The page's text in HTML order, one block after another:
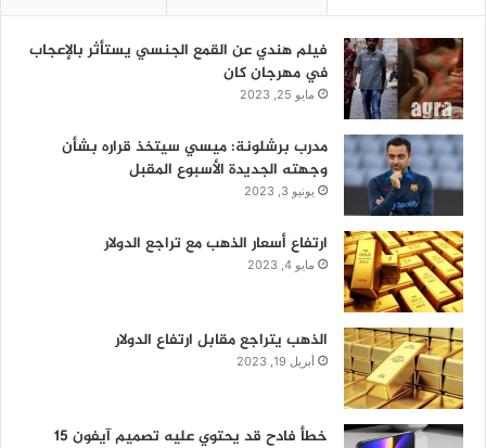
فيلم هندي عن القمع الجنسي يستأثر بالإعجاب
في مهرجان كان
مايو 25, 2023
مدرب برشلونة: ميسي سيتخذ قراره بشأن
وجهته الجديدة الأسبوع المقبل
يونيو 3, 2023
ارتفاع أسعار الذهب مع تراجع الدولار
مايو 4, 2023
الذهب يتراجع مقابل ارتفاع الدولار
أبريل 19, 2023
خطأ فادح قد يحتوي عليه تصميم آيفون 15